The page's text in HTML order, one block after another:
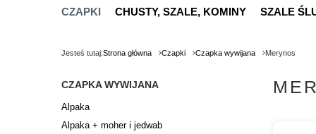
CZAPKI CHUSTY, SZALE, KOMINY SZALE
Jesteś tutaj:Strona główna Czapki Czapka wywijana Merynos
CZAPKA WYWIJANA
Alpaka
Alpaka + moher i jedwab